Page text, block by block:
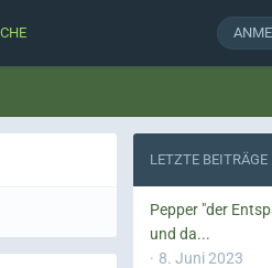
LETZTE BEITRÄGE
Pepper "der
und da...
8. Juni 2023